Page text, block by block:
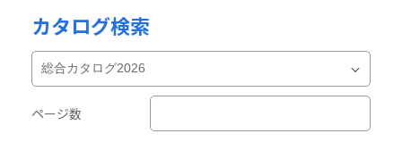
カタログ検索
ページ数